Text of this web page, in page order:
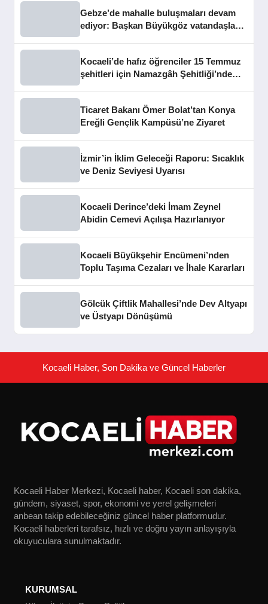
Gebze’de mahalle buluşmaları devam
ediyor: Başkan Büyükgöz vatandaşları
Kocaeli’de hafız öğrenciler 15 Temmuz
şehitleri için Namazgâh Şehitliği’nde
Ticaret Bakanı Ömer Bolat’tan Konya
Ereğli Gençlik Kampüsü’ne Ziyaret
İzmir’in İklim Geleceği Raporu: Sıcaklık
ve Deniz Seviyesi Uyarısı
Kocaeli Derince’deki İmam Zeynel
Abidin Cemevi Açılışa Hazırlanıyor
Kocaeli Büyükşehir Encümeni’nden
Toplu Taşıma Cezaları ve İhale Kararları
Gölcük Çiftlik Mahallesi’nde Dev Altyapı
ve Üstyapı Dönüşümü
Kocaeli Haber, Son Dakika ve Güncel Haberler
Kocaeli Haber Merkezi, Kocaeli haber, Kocaeli son dakika,
gündem, siyaset, spor, ekonomi ve yerel gelişmeleri
anbean takip edebileceğiniz güncel haber platformudur.
Kocaeli haberleri tarafsız, hızlı ve doğru yayın anlayışıyla
okuyuculara sunulmaktadır.
KURUMSAL